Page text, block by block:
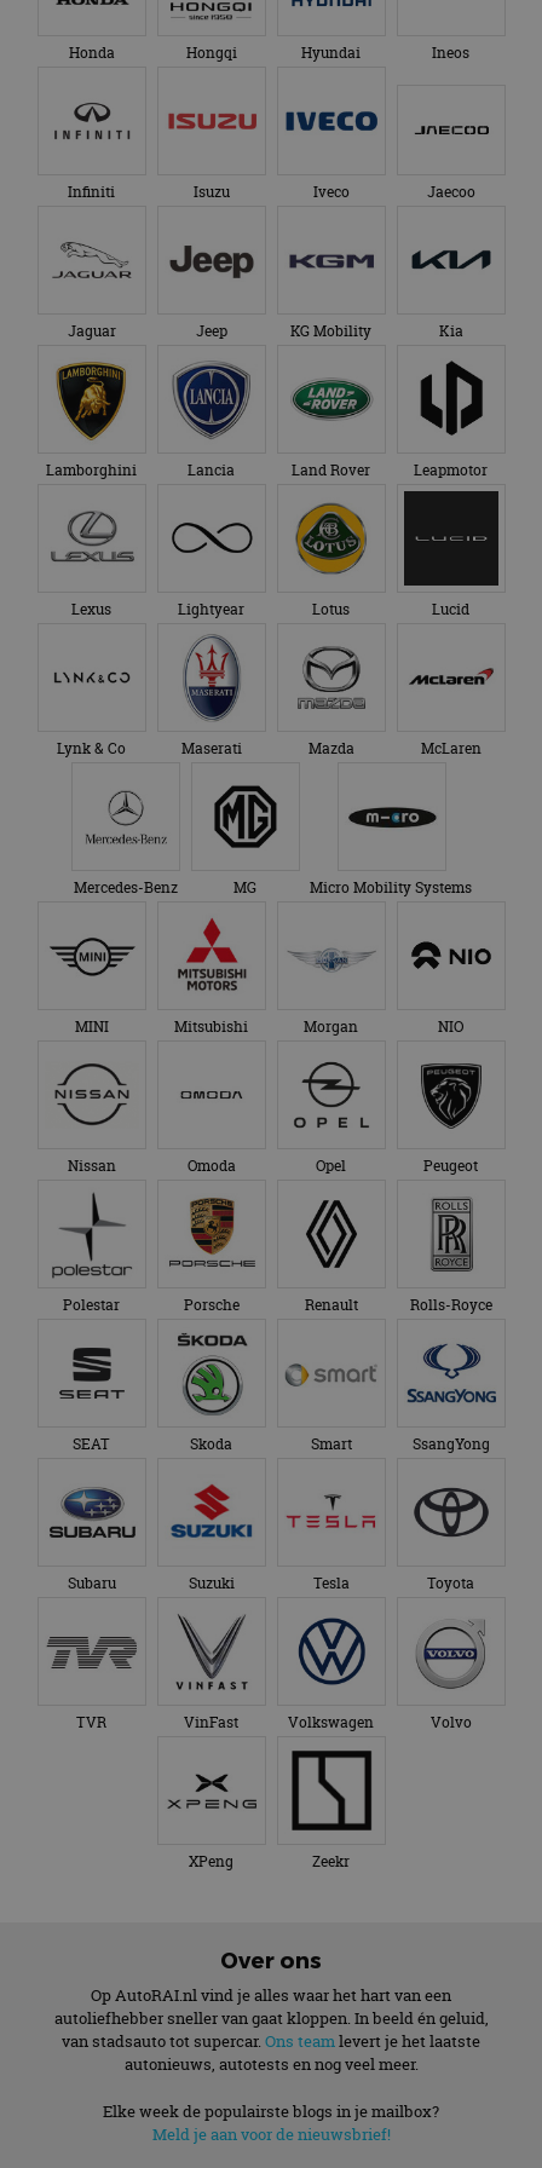
Honda Hongqi Hyundai Ineos
Infiniti Isuzu Iveco Jaecoo
Jaguar Jeep KG Mobility Kia
Lamborghini Lancia Land Rover Leapmotor
Lexus Lightyear Lotus Lucid
Lynk & Co Maserati Mazda McLaren
Mercedes-Benz MG Micro Mobility Systems
MINI Mitsubishi Morgan NIO
Nissan Omoda Opel Peugeot
Polestar Porsche Renault Rolls-Royce
SEAT Skoda Smart SsangYong
Subaru Suzuki Tesla Toyota
TVR VinFast Volkswagen Volvo
XPeng Zeekr
Over ons
Op AutoRAI.nl vind je alles waar het hart van een
autoliefhebber sneller van gaat kloppen. In beeld én geluid,
van stadsauto tot supercar. Ons teamlevert je het laatste
autonieuws, autotests en nog veel meer.
Elke week de populairste blogs in je mailbox?
Meld je aan voor de nieuwsbrief!